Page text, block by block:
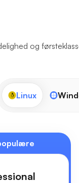
og
Linux